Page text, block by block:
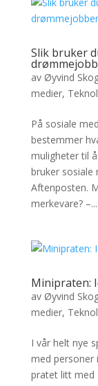
Slik bruker
av Øyvind
medier,
På sosiale
bestemmer
muligheter til
bruker sosiale
Aftenposten.
merkevare? –...
Minipraten:
av Øyvind
medier,
I vår helt nye
med personer
pratet litt med